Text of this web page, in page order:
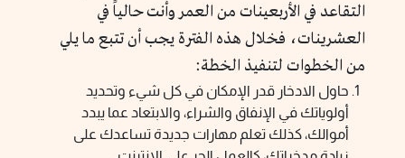
التقاعد في الأربعينات من العمر وأنت حالياً في
العشرينات، فخلال هذه الفترة يجب أن تتبع ما يلي
من الخطوات لتنفيذ الخطة:
حاول الادخار قدر الإمكان في كل شيء وتحديد
أولوياتك في الإنفاق والشراء، والابتعاد عما يبدد
أموالك، كذلك تعلم مهارات جديدة تساعدك على